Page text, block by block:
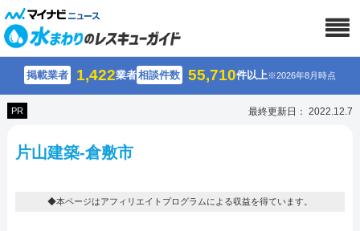
掲載業者 1,422業者相談件数 55,710件以上※2026年8月時点
PR 最終更新日： 2022.12.7
片山建築-倉敷市
◆本ページはアフィリエイトプログラムによる収益を得ています。